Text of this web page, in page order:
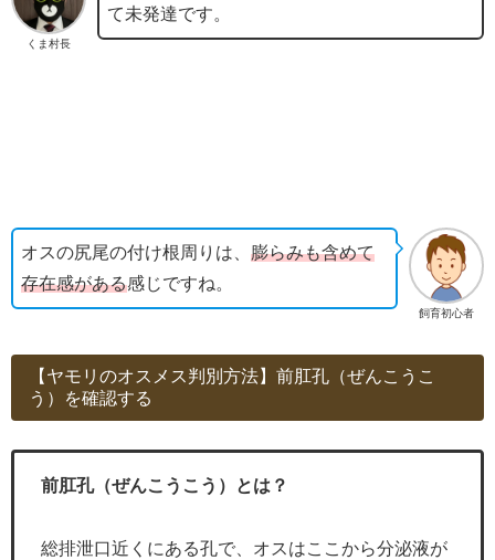
くま村長
て未発達です。
飼育初心者
オスの尻尾の付け根周りは、 膨らみも含めて
存在感がある感じですね。
【ヤモリのオスメス判別方法】前肛孔（ぜんこうこ
う）を確認する
前肛孔（ぜんこうこう）とは？
総排泄口近くにある孔で、オスはここから分泌液が